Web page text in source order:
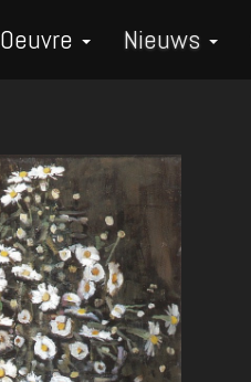
Oeuvre Nieuws